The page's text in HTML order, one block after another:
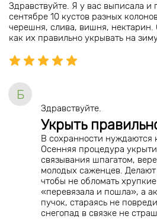
Здравствуйте. Я у вас выписала и
сентябре 10 кустов разных
черешня, слива, вишня, нектарин.
как их правильно укрывать на
Б
Здравствуйте.
Укрыть
В сохранности нуждаются
Осенняя процедура
связывания шпагатом,
молодых саженцев.
чтобы не обломать
«перевязала и пошла», а
пучок, стараясь не
снегопад в связке не